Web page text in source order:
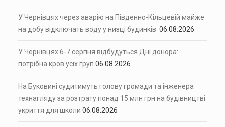
У Чернівцях через аварію на Південно-Кільцевій майже
на добу відключать воду у низці будинків 06.08.2026
У Чернівцях 6-7 серпня відбудуться Дні донора:
потрібна кров усіх груп 06.08.2026
На Буковині судитимуть голову громади та інженера
технагляду за розтрату понад 15 млн грн на будівництві
укриття для школи 06.08.2026